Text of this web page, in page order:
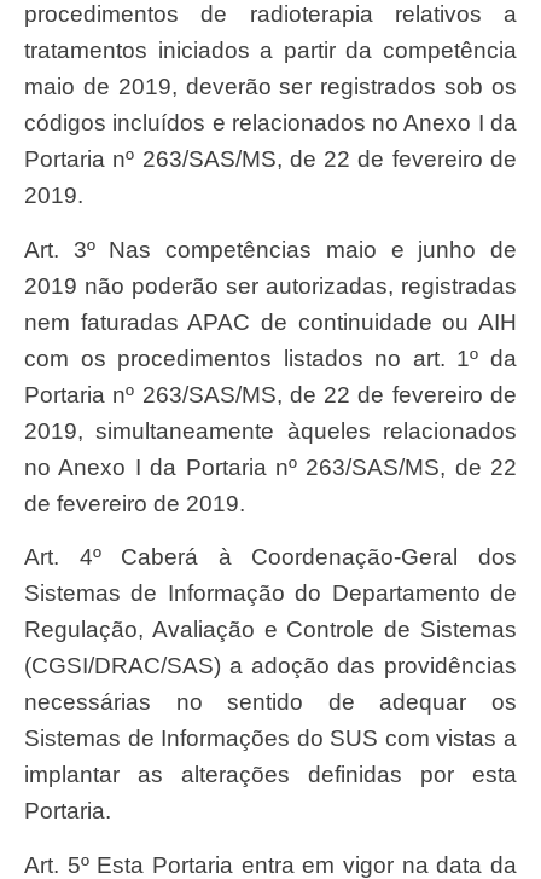
procedimentos de radioterapia relativos a
tratamentos iniciados a partir da competência
maio de 2019, deverão ser registrados sob os
códigos incluídos e relacionados no Anexo I da
Portaria nº 263/SAS/MS, de 22 de fevereiro de
2019.
Art. 3º Nas competências maio e junho de
2019 não poderão ser autorizadas, registradas
nem faturadas APAC de continuidade ou AIH
com os procedimentos listados no art. 1º da
Portaria nº 263/SAS/MS, de 22 de fevereiro de
2019, simultaneamente àqueles relacionados
no Anexo I da Portaria nº 263/SAS/MS, de 22
de fevereiro de 2019.
Art. 4º Caberá à Coordenação-Geral dos
Sistemas de Informação do Departamento de
Regulação, Avaliação e Controle de Sistemas
(CGSI/DRAC/SAS) a adoção das providências
necessárias no sentido de adequar os
Sistemas de Informações do SUS com vistas a
implantar as alterações definidas por esta
Portaria.
Art. 5º Esta Portaria entra em vigor na data da